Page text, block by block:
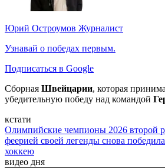
Юрий Остроумов Журналист
Узнавай о победах первым.
Подписаться в Google
Сборная Швейцарии, которая
убедительную победу над командой
кстати
Олимпийские чемпионы 2026 второй
феерией своей легенды снова
хоккею
видео дня